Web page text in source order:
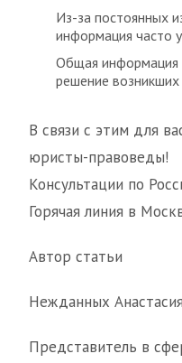
Из-за постоянных
информация часто
Общая информация
решение
В связи с этим для
юристы-правоведы!
Консультации по
Горячая линия в
Автор статьи
Нежданных
Представитель в